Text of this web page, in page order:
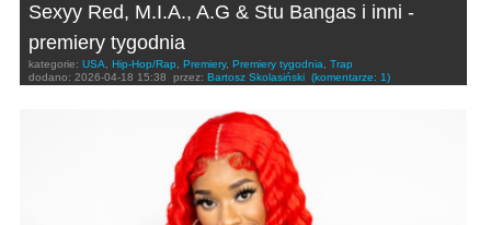
Sexyy Red, M.I.A., A.G & Stu Bangas i inni -
premiery tygodnia
kategorie: USA Hip-Hop/Rap Premiery, Premiery tygodnia
Trap
dodano: 2026-04-18 15:38 przez: Bartosz Skolasiński (komentarze: 1)